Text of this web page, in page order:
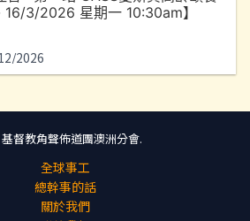
16/3/2026 星期一 10:30am】
2026
督教角聲佈道團澳洲分會.
全球事工
總幹事的話
關於我們